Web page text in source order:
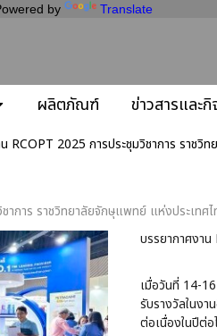
by Translate
ผลิตภัณฑ์ ข่าวสารและ
RCOPT 2025 การประชุมวิชาการ ราช
าการ ราชวิทยาลัยจักษุแพทย์ แห่งประเทศ
บรรยากาศงา
เมื่อวันที่ 14-
รับรางวัลในง
ต่อเนื่องในปีต่อ